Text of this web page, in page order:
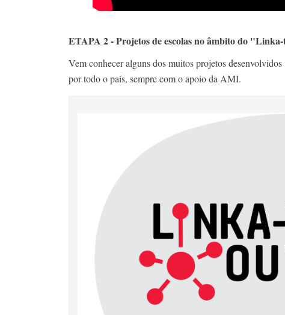
ETAPA 2 - Projetos de escolas no âmbito do
Vem conhecer alguns dos muitos projetos
por todo o país, sempre com o apoio da AMI.